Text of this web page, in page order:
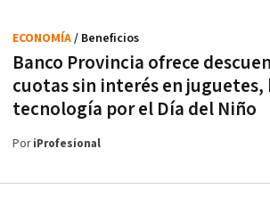
Banco Provincia ofrece
cuotas sin interés en
tecnología por el Día del Niño
ECONOMÍA/ Beneficios
PoriProfesional